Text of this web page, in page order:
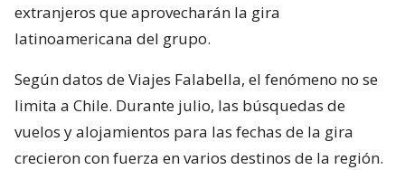
extranjeros que aprovecharán la gira
latinoamericana del grupo.
Según datos de Viajes Falabella, el fenómeno no se
limita a Chile. Durante julio, las búsquedas de
vuelos y alojamientos para las fechas de la gira
crecieron con fuerza en varios destinos de la región.